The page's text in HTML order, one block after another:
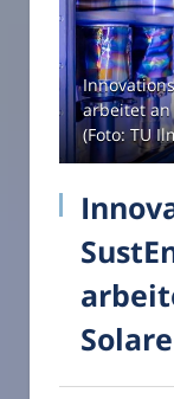
arbeitet an
(Foto: TU